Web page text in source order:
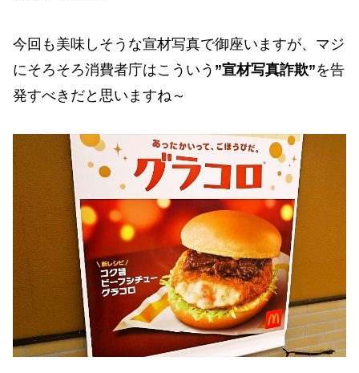
今回も美味しそうな宣材写真で御座いますが、マジ
にそろそろ消費者庁はこういう ”宣材写真詐欺”を告
発すべきだと思いますね～